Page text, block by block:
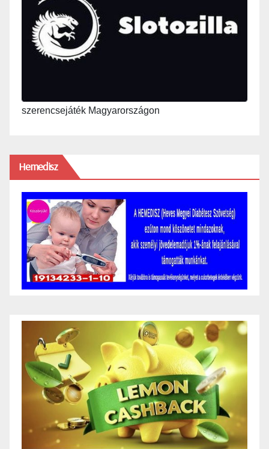
szerencsejáték Magyarországon
Hemedisz